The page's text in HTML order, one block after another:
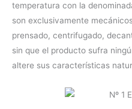
temperatura con la
son exclusivamente
prensado, centrifugado,
sin que el producto sufra
altere sus características